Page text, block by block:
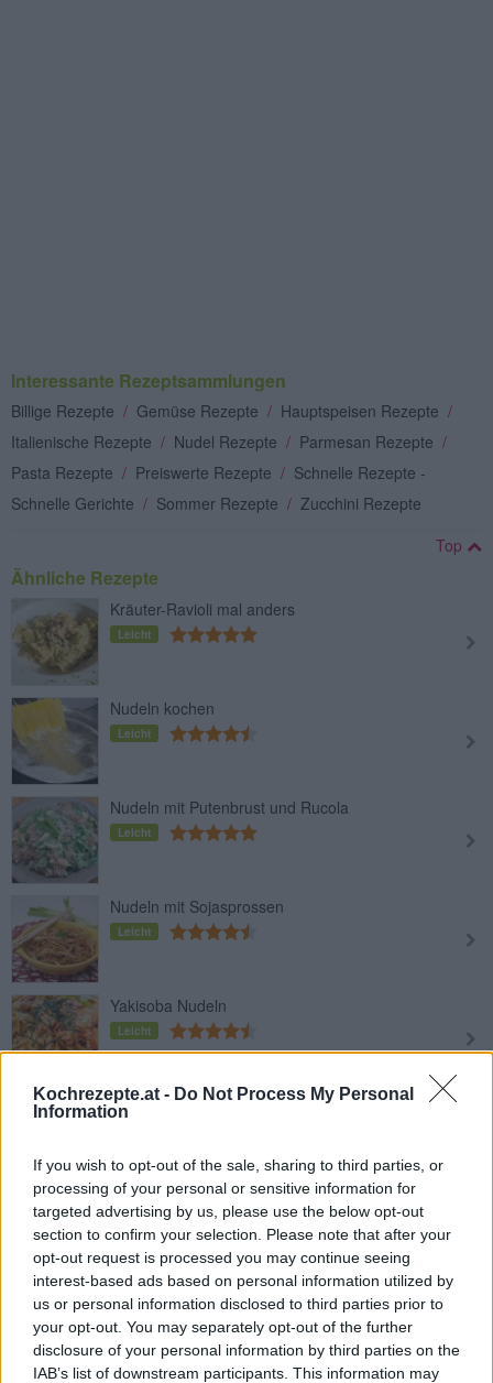
Kochrezepte.at - Do Not Process My Personal
Information
If you wish to opt-out of the sale, sharing to third parties, or
processing of your personal or sensitive information for
targeted advertising by us, please use the below opt-out
section to confirm your selection. Please note that after your
opt-out request is processed you may continue seeing
interest-based ads based on personal information utilized by
us or personal information disclosed to third parties prior to
your opt-out. You may separately opt-out of the further
disclosure of your personal information by third parties on the
IAB’s list of downstream participants. This information may
Interessante Rezeptsammlungen
Billige Rezepte / Gemüse Rezepte / Hauptspeisen Rezepte /
Italienische Rezepte / Nudel Rezepte / Parmesan Rezepte /
Pasta Rezepte / Preiswerte Rezepte / Schnelle Rezepte -
Schnelle Gerichte / Sommer Rezepte / Zucchini Rezepte
Top
Ähnliche Rezepte
Kräuter-Ravioli mal anders
Leicht
Nudeln kochen
Leicht
Nudeln mit Putenbrust und Rucola
Leicht
Nudeln mit Sojasprossen
Leicht
Yakisoba Nudeln
Leicht
Pasta mit Gorgonzola-Rucola-Sauce
Nudeln mit Fleischbällchen
Leicht
Wildschwein-Pappardelle
Mittel